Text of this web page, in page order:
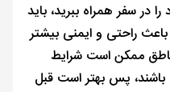
در سفر همراه ببرید، باید
راحتی و ایمنی بیشتر
ممکن است شرایط
پس بهتر است قبل